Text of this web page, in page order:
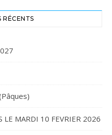
RÉCENTS
LE MARDI 10 FEVRIER 2026